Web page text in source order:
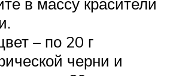
– по 20 г
черни и